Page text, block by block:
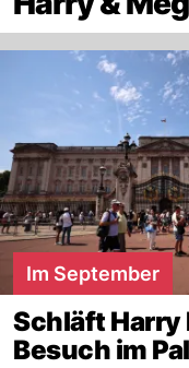
Im September
Schläft
Besuch im